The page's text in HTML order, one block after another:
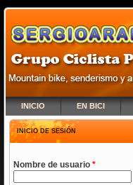
INICIO EN BICI
INICIO DE SESIÓN
Nombre de usuario *